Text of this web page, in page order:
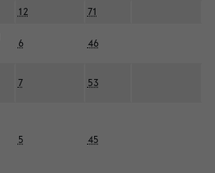
12 71
6 46
7 53
5 45